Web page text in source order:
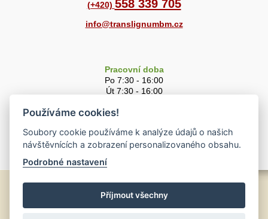
(+420) 558 339 705
info@translignumbm.cz
Pracovní doba
Po 7:30 - 16:00
Út 7:30 - 16:00
Čt 7:30 - 16:00
So 8:00 - 11:00
Translignum BM, s.r.o.
Používáme cookies!
Soubory cookie používáme k analýze údajů o našich
návštěvnících a zobrazení personalizovaného obsahu.
Podrobné nastavení
Příjmout všechny